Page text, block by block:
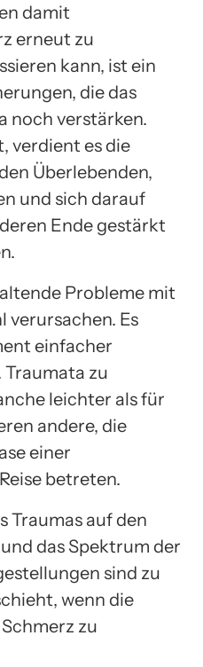
damit
erneut zu
kann, ist ein
die das
noch verstärken.
verdient es die
Überlebenden,
und sich darauf
Ende gestärkt
Probleme mit
verursachen. Es
einfacher
zu
leichter als für
andere, die
einer
betreten.
Traumas auf den
das Spektrum der
sind zu
wenn die
zu